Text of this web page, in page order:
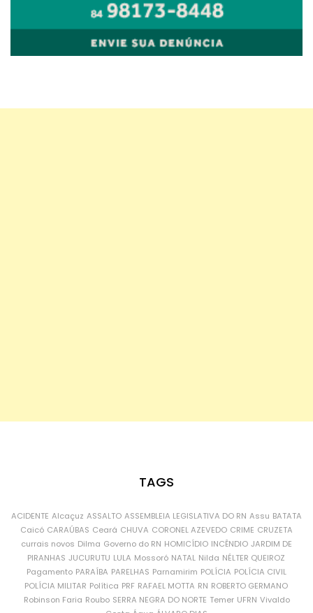
TAGS
ACIDENTE Alcaçuz ASSALTO ASSEMBLEIA LEGISLATIVA DO RN Assu BATATA
Caicó CARAÚBAS Ceará CHUVA CORONEL AZEVEDO CRIME CRUZETA
currais novos Dilma Governo do RN HOMICÍDIO INCÊNDIO JARDIM DE
PIRANHAS JUCURUTU LULA Mossoró NATAL Nilda NÉLTER QUEIROZ
Pagamento PARAÍBA PARELHAS Parnamirim POLÍCIA POLÍCIA CIVIL
POLÍCIA MILITAR Política PRF RAFAEL MOTTA RN ROBERTO GERMANO
Robinson Faria Roubo SERRA NEGRA DO NORTE Temer UFRN Vivaldo